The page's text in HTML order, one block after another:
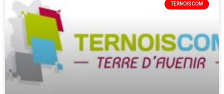
TERNOISCOM